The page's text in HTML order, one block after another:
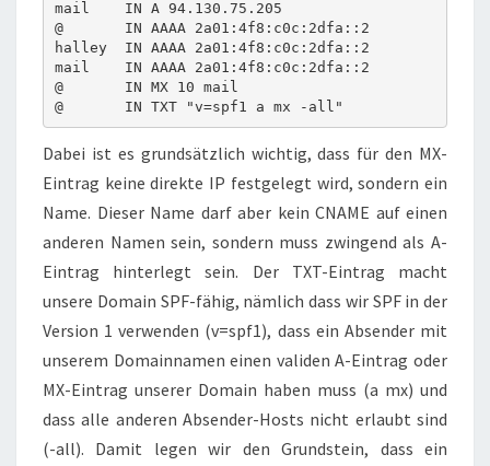
mail    IN A 94.130.75.205
@       IN AAAA 2a01:4f8:c0c:2dfa::2
halley  IN AAAA 2a01:4f8:c0c:2dfa::2
mail    IN AAAA 2a01:4f8:c0c:2dfa::2
@       IN MX 10 mail
Dabei ist es grundsätzlich wichtig, dass für den MX-
Eintrag keine direkte IP festgelegt wird, sondern ein
Name. Dieser Name darf aber kein CNAME auf einen
anderen Namen sein, sondern muss zwingend als A-
Eintrag hinterlegt sein. Der TXT-Eintrag macht
unsere Domain SPF-fähig, nämlich dass wir SPF in der
Version 1 verwenden (v=spf1), dass ein Absender mit
unserem Domainnamen einen validen A-Eintrag oder
MX-Eintrag unserer Domain haben muss (a mx) und
dass alle anderen Absender-Hosts nicht erlaubt sind
(-all). Damit legen wir den Grundstein, dass ein